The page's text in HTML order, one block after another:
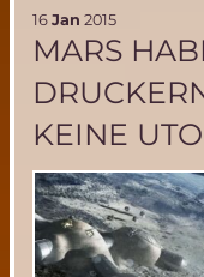
meet
16 Jan 2015
MARS
KEINE